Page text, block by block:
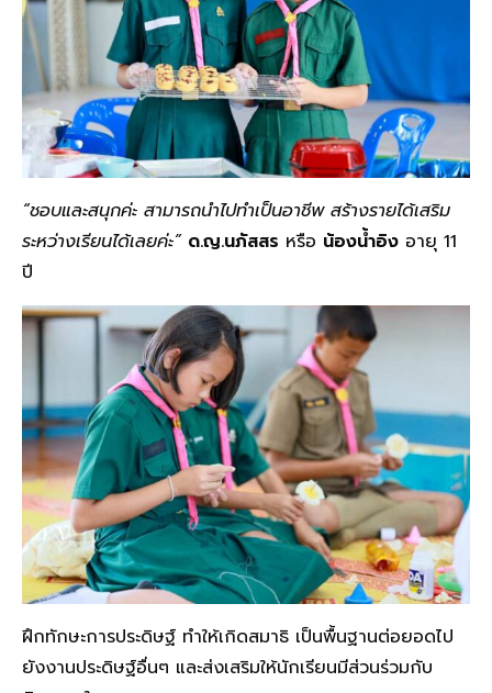
“ชอบและสนุกค่ะ สามารถนำไปทำเป็นอาชีพ สร้างรายได้เสริม
ระหว่างเรียนได้เลยค่ะ” ด.ญ.นภัสสร หรือ น้องน้ำอิง อายุ 11
ปี
ฝึกทักษะการประดิษฐ์ ทำให้เกิดสมาธิ เป็นพื้นฐานต่อยอดไป
ยังงานประดิษฐ์อื่นๆ และส่งเสริมให้นักเรียนมีส่วนร่วมกับ